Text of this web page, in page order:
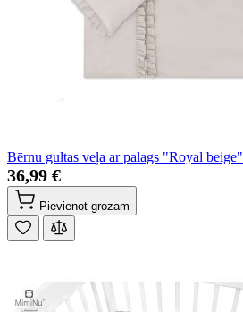
Bērnu gultas veļa ar palags "Royal beige"
36,99 €
Pievienot grozam